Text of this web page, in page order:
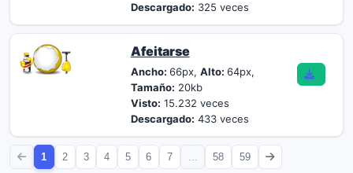
Descargado: 325 veces
Afeitarse
Ancho: 66px, Alto: 64px,
Tamaño: 20kb
Visto: 15.232 veces
Descargado: 433 veces
1 2 3 4 5 6 7 58 59